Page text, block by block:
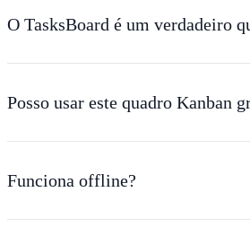
O TasksBoard é um verdadeiro
Posso usar este quadro Kanban
Funciona offline?